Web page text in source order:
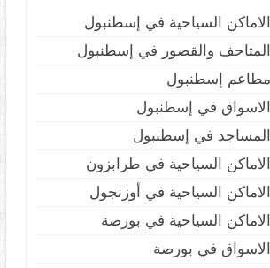
الاماكن السياحية في إسطنبول
المتاحف والقصور في إسطنبول
مطاعم إسطنبول
الاسواق في إسطنبول
المساجد في إسطنبول
الاماكن السياحية في طرابزون
الاماكن السياحية في أوزنجول
الاماكن السياحية في بورصة
الاسواق في بورصة